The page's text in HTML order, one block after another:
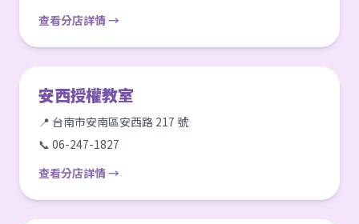
查看分店詳情 →
安西授權教室
📍 台南市安南區安西路 217 號
📞 06-247-1827
查看分店詳情 →